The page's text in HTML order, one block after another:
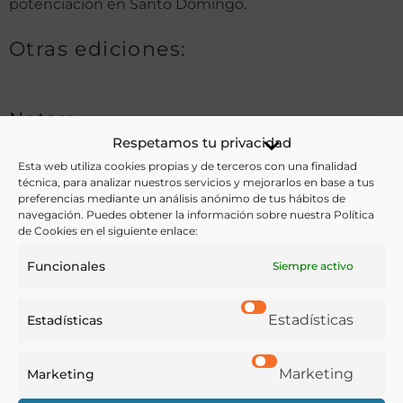
Respetamos tu privacidad
Esta web utiliza cookies propias y de terceros con una finalidad
técnica, para analizar nuestros servicios y mejorarlos en base a tus
preferencias mediante un análisis anónimo de tus hábitos de
navegación. Puedes obtener la información sobre nuestra Política
de Cookies en el siguiente enlace:
Funcionales Siempre activo
Estadísticas Estadísticas
Marketing Marketing
potenciación en Santo Domíngo.
Otras ediciones:
Notas:
Ver más libros de estas materias:
Agricultura, Alimentos,Economía y Comercio
Industria y Tecnología
COMPARTIR